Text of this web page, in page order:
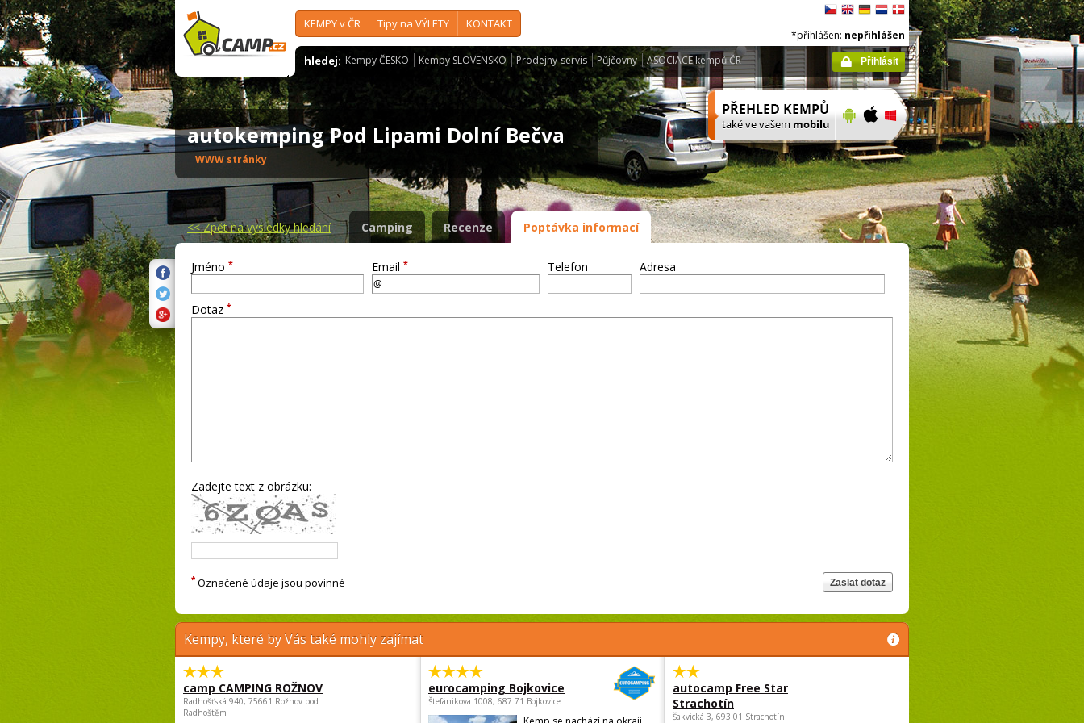
KEMPY v ČR Tipy na VÝLETY KONTAKT
hledej: Kempy ČESKO Kempy SLOVENSKO Prodejny-servis Půjčovny ASOCIACE kempů ČR
*přihlášen: nepřihlášen
Přihlásit
autokemping Pod Lipami Dolní Bečva
WWW stránky
<<Zpět na výsledky hledání Camping Recenze Poptávka informací
Jméno * Email * Telefon Adresa
Dotaz *
Zadejte text z obrázku:
* Označené údaje jsou povinné
Kempy, které by Vás také mohly zajímat
camp CAMPING ROŽNOV
Radhošťská 940, 75661 Rožnov pod
Radhoštěm
eurocamping Bojkovice
Štefánikova 1008, 687 71 Bojkovice
autocamp Free Star
Strachotín
Šakvická 3, 693 01 Strachotín